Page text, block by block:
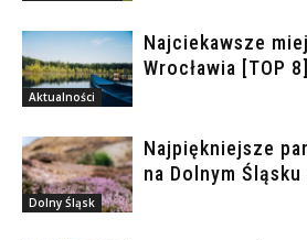
Aktualności
Najciekawsze
Wrocławia [TOP 8]
Dolny Śląsk
Najpiękniejsze
na Dolnym Śląsku